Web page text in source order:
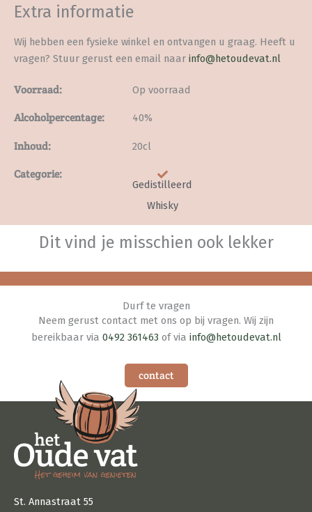
Extra informatie
Wij hebben een fysieke winkel en ontvangen u graag. Heeft u
vragen? Stuur gerust een email naar info@hetoudevat.nl
Voorraad: Op voorraad
Alcoholpercentage: 40%
Inhoud: 20cl
Categorie:
Gedistilleerd
Whisky
Dit vind je misschien ook lekker
Durf te vragen
Neem gerust contact met ons op bij vragen. Wij zijn
bereikbaar via 0492 361463 of via info@hetoudevat.nl
contact
St. Annastraat 55